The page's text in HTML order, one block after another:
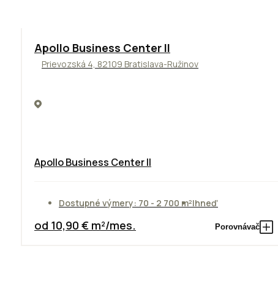
TOP NOVINKA ODPORÚČAME
Apollo Business Center II
Prievozská 4, 82109 Bratislava-Ružinov
Apollo Business Center II
Dostupné výmery: 70 - 2 700 m²Ihneď
od 10,90 € m²/mes. Porovnávač